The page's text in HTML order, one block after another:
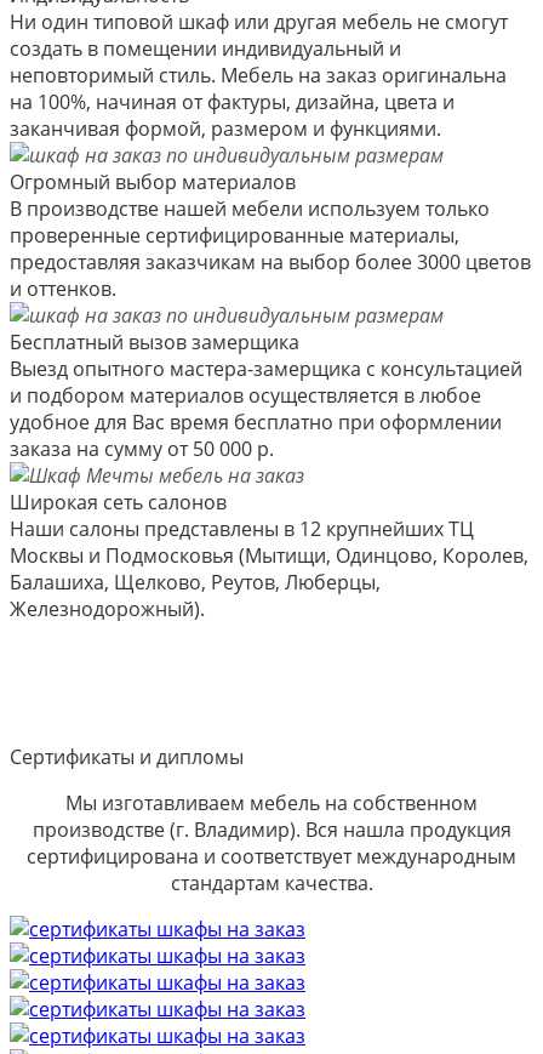
Ни один типовой шкаф или другая мебель не смогут
создать в помещении индивидуальный и
неповторимый стиль. Мебель на заказ оригинальна
на 100%, начиная от фактуры, дизайна, цвета и
заканчивая формой, размером и функциями.
Огромный выбор материалов
В производстве нашей мебели используем только
проверенные сертифицированные материалы,
предоставляя заказчикам на выбор более 3000 цветов
и оттенков.
Бесплатный вызов замерщика
Выезд опытного мастера-замерщика с консультацией
и подбором материалов осуществляется в любое
удобное для Вас время бесплатно при оформлении
заказа на сумму от 50 000 р.
Широкая сеть салонов
Наши салоны представлены в 12 крупнейших ТЦ
Москвы и Подмосковья (Мытищи, Одинцово, Королев,
Балашиха, Щелково, Реутов, Люберцы,
Железнодорожный).
Сертификаты и дипломы
Мы изготавливаем мебель на собственном
производстве (г. Владимир). Вся нашла продукция
сертифицирована и соответствует международным
стандартам качества.